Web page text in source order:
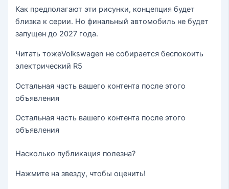
Как предполагают эти рисунки, концепция будет
близка к серии. Но финальный автомобиль не будет
запущен до 2027 года.
Читать тожеVolkswagen не собирается беспокоить
электрический R5
Остальная часть вашего контента после этого
объявления
Остальная часть вашего контента после этого
объявления
Насколько публикация полезна?
Нажмите на звезду, чтобы оценить!